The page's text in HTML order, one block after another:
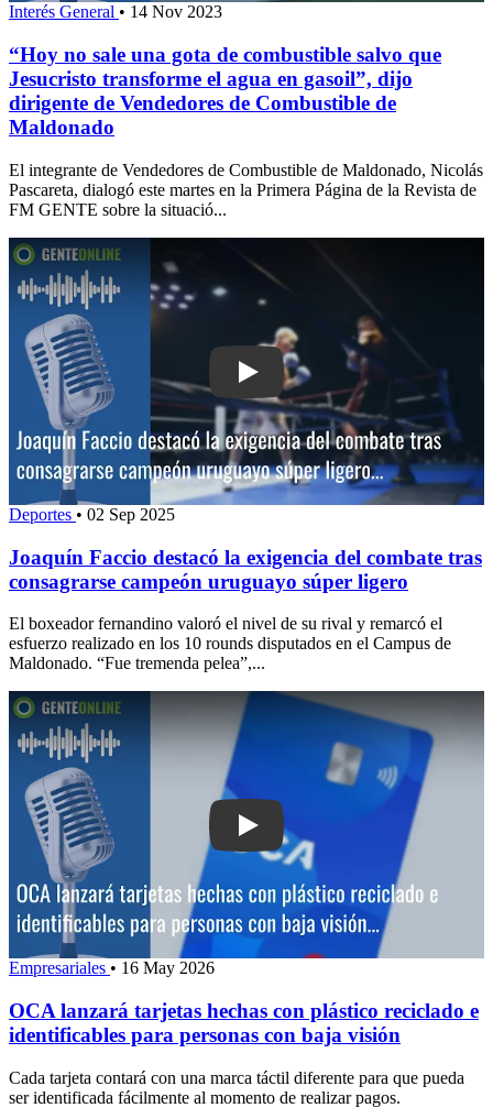
Interés General • 14 Nov 2023
“Hoy no sale una gota de combustible salvo que
Jesucristo transforme el agua en gasoil”, dijo
dirigente de Vendedores de Combustible de
Maldonado
El integrante de Vendedores de Combustible de Maldonado, Nicolás
Pascareta, dialogó este martes en la Primera Página de la Revista de
FM GENTE sobre la situació...
Play: Joaquín Faccio destacó la
Deportes • 02 Sep 2025
Joaquín Faccio destacó la exigencia del combate tras
consagrarse campeón uruguayo súper ligero
El boxeador fernandino valoró el nivel de su rival y remarcó el
esfuerzo realizado en los 10 rounds disputados en el Campus de
Maldonado. “Fue tremenda pelea”,...
Play: OCA lanzará tarjetas hechas
Empresariales • 16 May 2026
OCA lanzará tarjetas hechas con plástico reciclado e
identificables para personas con baja visión
Cada tarjeta contará con una marca táctil diferente para que pueda
ser identificada fácilmente al momento de realizar pagos.